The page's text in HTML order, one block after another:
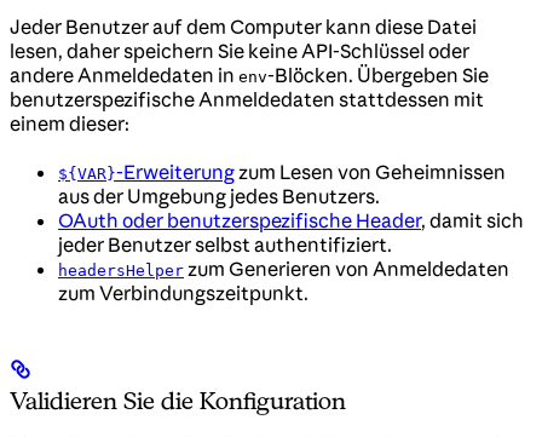
Jeder Benutzer auf dem Computer kann diese Datei
lesen, daher speichern Sie keine API-Schlüssel oder
andere Anmeldedaten in env-Blöcken. Übergeben Sie
benutzerspezifische Anmeldedaten stattdessen mit
einem dieser:
${VAR}-Erweiterungzum Lesen von Geheimnissen
aus der Umgebung jedes Benutzers.
OAuth oder benutzerspezifische Header, damit sich
jeder Benutzer selbst authentifiziert.
headersHelper zum Generieren von Anmeldedaten
zum Verbindungszeitpunkt.
Validieren Sie die Konfiguration